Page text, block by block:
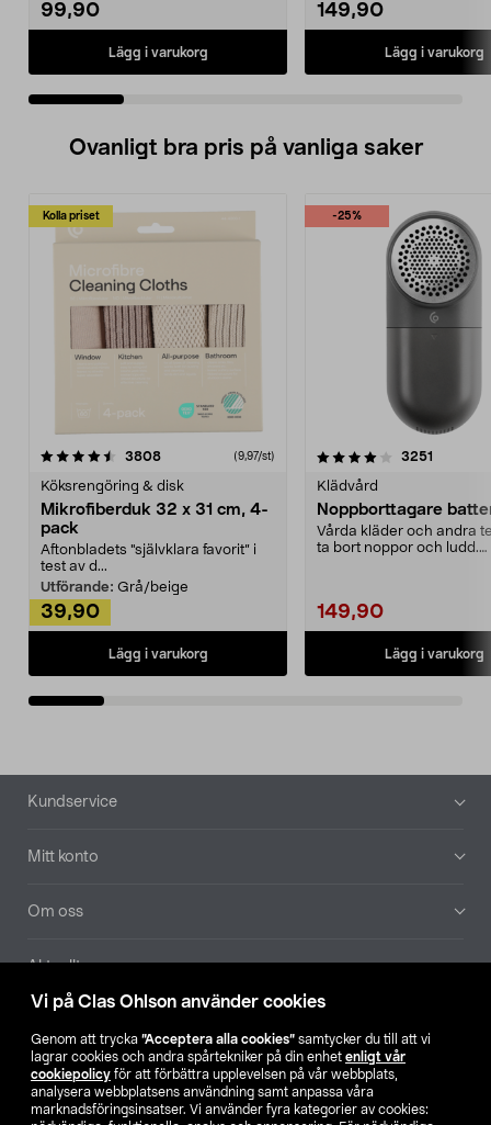
Vi på Clas Ohlson använder cookies
Genom att trycka ”Acceptera alla cookies” samtycker du till att vi
lagrar cookies och andra spårtekniker på din enhet enligt vår
cookiepolicy för att förbättra upplevelsen på vår webbplats,
analysera webbplatsens användning samt anpassa våra
marknadsföringsinsatser. Vi använder fyra kategorier av cookies:
99,90
Lägg i varukorg
149,90
Lägg i varukorg
Ovanligt bra pris på vanliga saker
Kolla priset
3808recensioner (9,97/st)
Köksrengöring & disk
Mikrofiberduk 32 x 31 cm, 4-
pack
Aftonbladets "självklara favorit” i
test av d...
Utförande: Grå/beige
39,90
Lägg i varukorg
-25%
4.0av 5 stjärnor 3251
Klädvård
Noppborttagare
Vårda kläder och andra
ta bort noppor och ludd.
149,90
Lägg i varukorg
4.5av 5 stjärnor
Sidfot
Kundservice
Mitt konto
Om oss
Aktuellt
Hitta butik